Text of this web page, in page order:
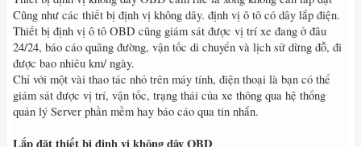
Cũng như các thiết bị định vị không dây. định vị ô tô có dây lắp điện.
Thiết bị định vị ô tô OBD cũng giám sát được vị trí xe đang ở đâu
24/24, báo cáo quãng đường, vận tốc di chuyển và lịch sử dừng đỗ, đi
được bao nhiêu km/ ngày.
Chỉ với một vài thao tác nhỏ trên máy tính, điện thoại là bạn có thể
giám sát được vị trí, vận tốc, trạng thái của xe thông qua hệ thống
quản lý Server phần mềm hay báo cáo qua tin nhắn.
Lắp đặt thiết bị định vị không dây OBD